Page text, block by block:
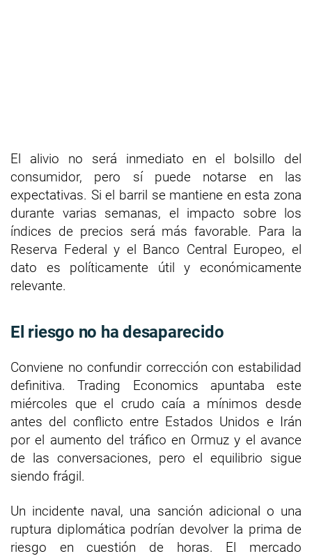
El alivio no será inmediato en el bolsillo del
consumidor, pero sí puede notarse en las
expectativas. Si el barril se mantiene en esta zona
durante varias semanas, el impacto sobre los
índices de precios será más favorable. Para la
Reserva Federal y el Banco Central Europeo, el
dato es políticamente útil y económicamente
relevante.
El riesgo no ha desaparecido
Conviene no confundir corrección con estabilidad
definitiva. Trading Economics apuntaba este
miércoles que el crudo caía a mínimos desde
antes del conflicto entre Estados Unidos e Irán
por el aumento del tráfico en Ormuz y el avance
de las conversaciones, pero el equilibrio sigue
siendo frágil.
Un incidente naval, una sanción adicional o una
ruptura diplomática podrían devolver la prima de
riesgo en cuestión de horas. El mercado